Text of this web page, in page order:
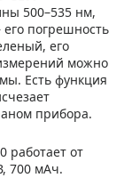
500–535 нм,
погрешность
его
можно
Есть функция
прибора.
работает от
700 мАч.